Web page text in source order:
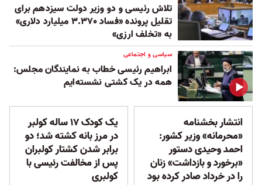
تلاش رئیسی و دو وزیر دولت سیزدهم برای
تقلیل پرونده «فساد ۳.۳۷۰ میلیارد دلاری»
به «تخلف ارزی»
سیاسی و اجتماعی
ابراهیم رئیسی خطاب به نمایندگان مجلس:
همه در یک کشتی نشسته‌ایم
انتشار بخشنامه
«محرمانه» وزیر کشور:
احمد وحیدی دستور
«برخورد و بازداشت» زنان
را در خرداد صادر کرده بود
یک کودک ١٧ ساله کولبر
در مرز بانه کشته شد؛ دو
برابر شدن کشتار کولبران
پس از مخالفت رئیسی با
کولبری